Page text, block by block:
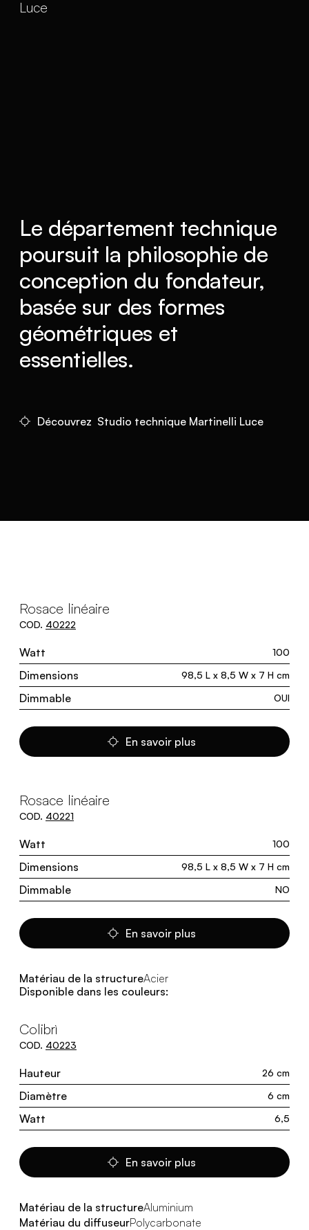
Le département technique
poursuit la philosophie de
conception du fondateur,
basée sur des formes
géométriques et
essentielles.
Découvrez Studio technique Martinelli Luce
Rosace linéaire
COD. 40222
Watt 100
Dimensions 98,5 L x 8,5 W x 7 H cm
Dimmable OUI
En savoir plus
Rosace linéaire
COD. 40221
Watt 100
Dimensions 98,5 L x 8,5 W x 7 H cm
Dimmable NO
En savoir plus
Matériau de la structureAcier
Disponible dans les couleurs:
Colibrì
COD. 40223
Hauteur 26 cm
Diamètre 6 cm
Watt 6,5
En savoir plus
Matériau de la structureAluminium
Matériau du diffuseurPolycarbonate